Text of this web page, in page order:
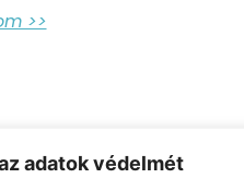
adatok védelmét
>>